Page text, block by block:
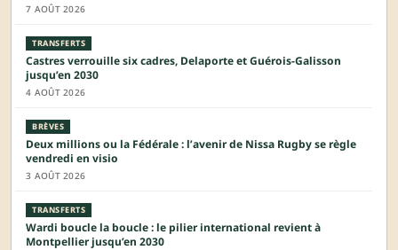
7 AOÛT 2026
TRANSFERTS
Castres verrouille six cadres, Delaporte et Guérois-Galisson
jusqu’en 2030
4 AOÛT 2026
BRÈVES
Deux millions ou la Fédérale : l’avenir de Nissa Rugby se règle
vendredi en visio
3 AOÛT 2026
TRANSFERTS
Wardi boucle la boucle : le pilier international revient à
Montpellier jusqu’en 2030